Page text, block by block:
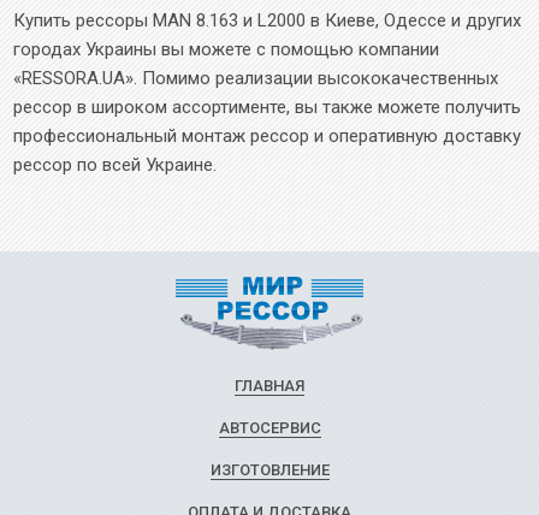
Купить рессоры MAN 8.163 и L2000 в Киеве, Одессе и других
городах Украины вы можете с помощью компании
«RESSORA.UA». Помимо реализации высококачественных
рессор в широком ассортименте, вы также можете получить
профессиональный монтаж рессор и оперативную доставку
рессор по всей Украине.
ГЛАВНАЯ
АВТОСЕРВИС
ИЗГОТОВЛЕНИЕ